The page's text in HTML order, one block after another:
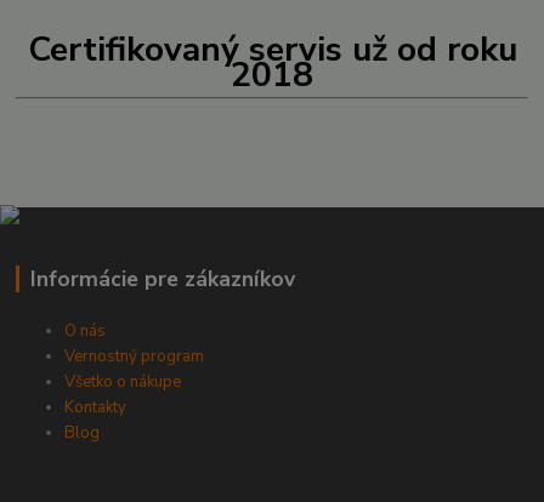
Certifikovaný servis už od roku
2018
Informácie pre zákazníkov
O nás
Vernostný program
Všetko o nákupe
Kontakty
Blog